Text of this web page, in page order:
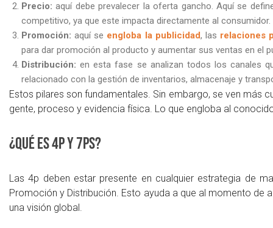
Precio: aquí debe prevalecer la oferta gancho. Aquí se
competitivo, ya que este impacta directamente al consumidor.
Promoción: aquí se engloba la publicidad, las relaciones
para dar promoción al producto y aumentar sus ventas en el
Distribución: en esta fase se analizan todos los canales
relacionado con la gestión de inventarios, almacenaje y
Estos pilares son fundamentales. Sin embargo, se ven más
gente, proceso y evidencia física. Lo que engloba al
¿Qué es 4P y 7Ps?
Las 4p deben estar presente en cualquier estrategia de
Promoción y Distribución. Esto ayuda a que al momento de
una visión global.